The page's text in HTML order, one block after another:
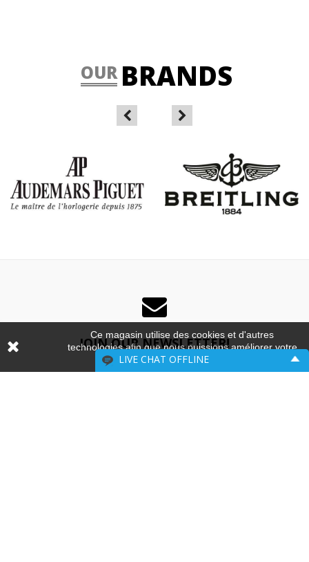
Ce magasin utilise des cookies et d'autres
technologies afin que nous puissions améliorer votre
expérience sur nos sites.
OUR BRANDS
LIVE CHAT OFFLINE
JOIN OUR NEWSLETTER!